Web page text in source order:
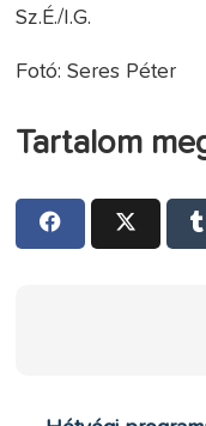
Sz.É./I.G.
Fotó: Seres Péter
Tartalom